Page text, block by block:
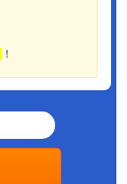
！